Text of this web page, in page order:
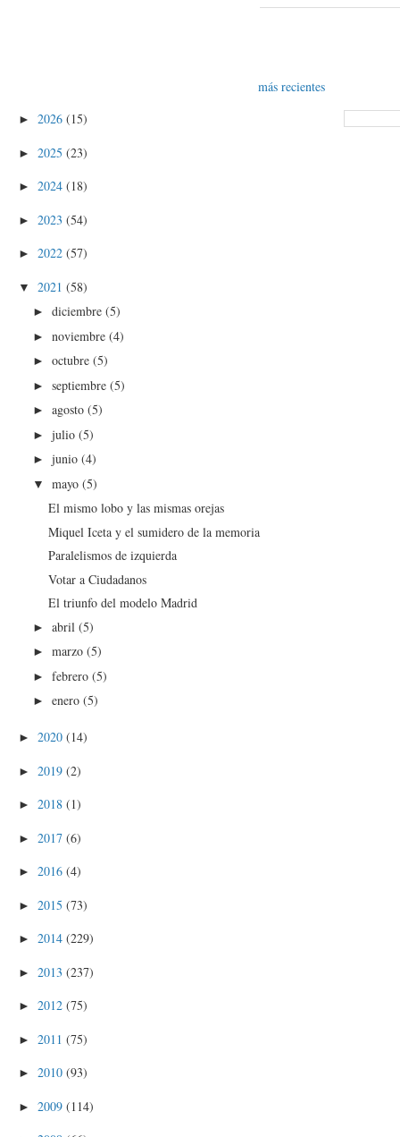
más recientes
► 2026 (15)
► 2025 (23)
► 2024 (18)
► 2023 (54)
► 2022 (57)
▼ 2021 (58)
►diciembre(5)
►noviembre(4)
►octubre(5)
►septiembre(5)
►agosto(5)
►julio(5)
►junio(4)
▼mayo(5)
El mismo lobo y las mismas orejas
Miquel Iceta y el sumidero de la memoria
Paralelismos de izquierda
Votar a Ciudadanos
El triunfo del modelo Madrid
►abril(5)
►marzo(5)
►febrero(5)
►enero(5)
► 2020 (14)
► 2019 (2)
► 2018 (1)
► 2017 (6)
► 2016 (4)
► 2015 (73)
► 2014 (229)
► 2013 (237)
► 2012 (75)
► 2011 (75)
► 2010 (93)
► 2009 (114)